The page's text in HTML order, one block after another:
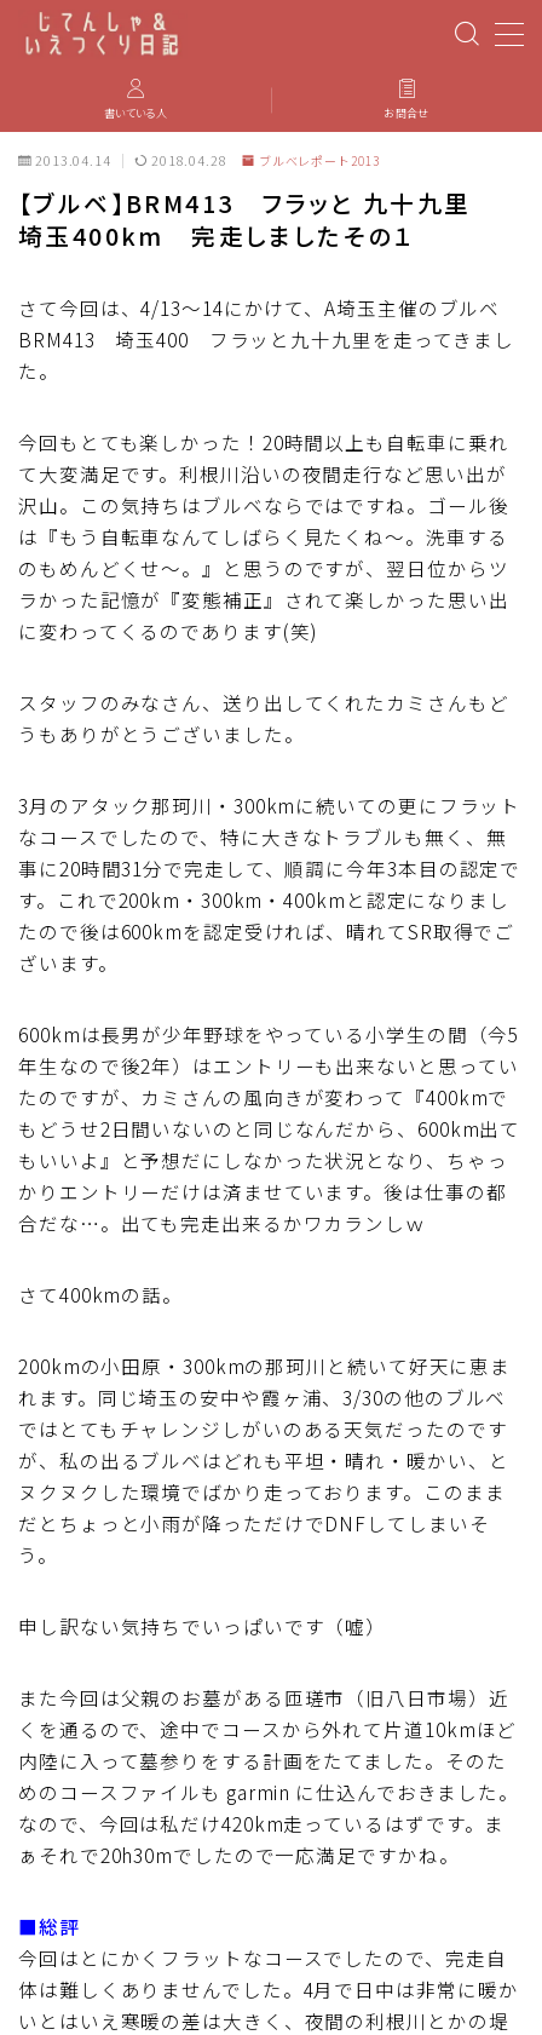
PBP(Paris-Brest-Paris)
エベレスティング
パーツのインプレ・カスタマイズ
iGPSPORT
カステリ
ブルベ装備
ディスクブレーキ
Di2関連
ブルべレポート2025
ブルべレポート2023
ブルベレポート2022
ブルベレポート2020
ブルベレポート2019
ブルベレポート2018
ブルべレポート2015
ブルべレポート2014
ブルべレポート2013
書いている人 お問合せ
2013.04.14 2018.04.28 ブルべレポート2013
【ブルベ】BRM413 フラッと 九十九里
埼玉400km 完走しましたその１
さて今回は、4/13～14にかけて、A埼玉主催のブルベ
BRM413 埼玉400 フラッと九十九里を走ってきまし
た。
今回もとても楽しかった！20時間以上も自転車に乗れ
て大変満足です。利根川沿いの夜間走行など思い出が
沢山。この気持ちはブルベならではですね。ゴール後
は『もう自転車なんてしばらく見たくね～。洗車する
のもめんどくせ～。』と思うのですが、翌日位からツ
ラかった記憶が『変態補正』されて楽しかった思い出
に変わってくるのであります(笑)
スタッフのみなさん、送り出してくれたカミさんもど
うもありがとうございました。
3月のアタック那珂川・300kmに続いての更にフラット
なコースでしたので、特に大きなトラブルも無く、無
事に20時間31分で完走して、順調に今年3本目の認定で
す。これで200km・300km・400kmと認定になりまし
たので後は600kmを認定受ければ、晴れてSR取得でご
ざいます。
600kmは長男が少年野球をやっている小学生の間（今5
年生なので後2年）はエントリーも出来ないと思ってい
たのですが、カミさんの風向きが変わって『400kmで
もどうせ2日間いないのと同じなんだから、600km出て
もいいよ』と予想だにしなかった状況となり、ちゃっ
かりエントリーだけは済ませています。後は仕事の都
合だな…。出ても完走出来るかワカランしｗ
さて400kmの話。
200kmの小田原・300kmの那珂川と続いて好天に恵ま
れます。同じ埼玉の安中や霞ヶ浦、3/30の他のブルベ
ではとてもチャレンジしがいのある天気だったのです
が、私の出るブルベはどれも平坦・晴れ・暖かい、と
ヌクヌクした環境でばかり走っております。このまま
だとちょっと小雨が降っただけでDNFしてしまいそ
う。
申し訳ない気持ちでいっぱいです（嘘）
また今回は父親のお墓がある匝瑳市（旧八日市場）近
くを通るので、途中でコースから外れて片道10kmほど
内陸に入って墓参りをする計画をたてました。そのた
めのコースファイルも garmin に仕込んでおきました。
なので、今回は私だけ420km走っているはずです。ま
ぁそれで20h30mでしたので一応満足ですかね。
■総評
今回はとにかくフラットなコースでしたので、完走自
体は難しくありませんでした。4月で日中は非常に暖か
いとはいえ寒暖の差は大きく、夜間の利根川とかの堤